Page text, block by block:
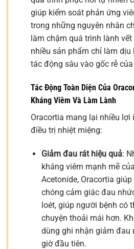
giúp kiểm soát phản ứng
trong những nguyên nhân
làm chậm quá trình lành
nhiều sản phẩm chỉ làm dịu
tác động sâu vào gốc rễ
Tác Động Toàn Diện Của
Kháng Viêm Và Làm Lành
Oracortia mang lại nhiều lợi
điều trị nhiệt miệng:
Giảm đau rát hiệu quả:
kháng viêm mạnh mẽ
Acetonide, Oracortia
chóng cảm giác đau
loét, giúp người bệnh có
chuyện thoải mái hơn.
dùng ghi nhận giảm đau
giờ đầu tiên.